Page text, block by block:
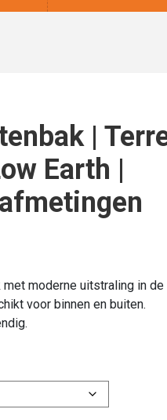
|
Earth |
moderne uitstraling in de
voor binnen en buiten.